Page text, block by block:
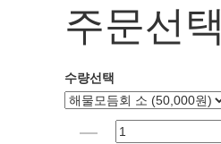
주문선택
수량선택